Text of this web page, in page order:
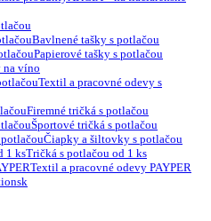
Bavlnené tašky s potlačou
Papierové tašky s potlačou
na víno
Textil a pracovné odevy s
Firemné tričká s potlačou
Športové tričká s potlačou
Čiapky a šiltovky s potlačou
Tričká s potlačou od 1 ks
Textil a pracovné odevy PAYPER